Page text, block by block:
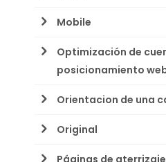
Mobile
Optimización de
posicionamiento
Orientacion de una
Original
Páginas de aterrizaje